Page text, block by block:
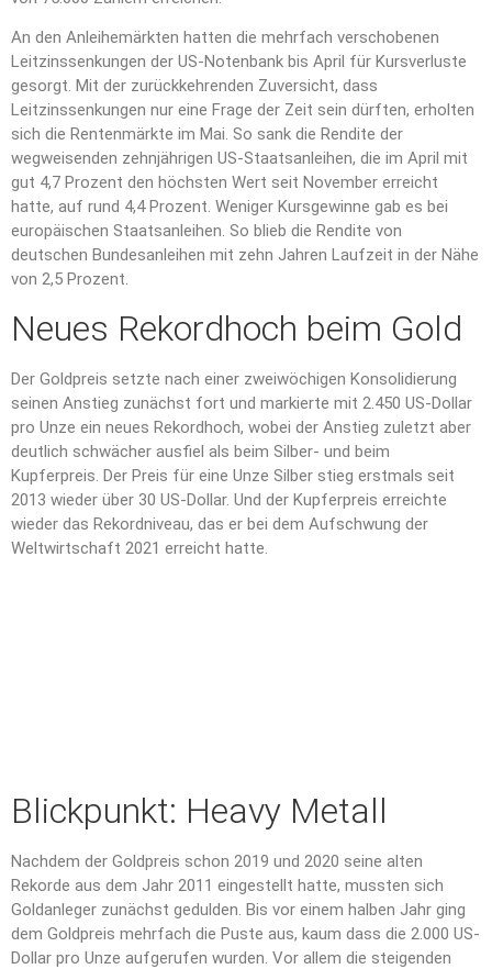
An den Anleihemärkten hatten die mehrfach verschobenen
Leitzinssenkungen der US-Notenbank bis April für Kursverluste
gesorgt. Mit der zurückkehrenden Zuversicht, dass
Leitzinssenkungen nur eine Frage der Zeit sein dürften, erholten
sich die Rentenmärkte im Mai. So sank die Rendite der
wegweisenden zehnjährigen US-Staatsanleihen, die im April mit
gut 4,7 Prozent den höchsten Wert seit November erreicht
hatte, auf rund 4,4 Prozent. Weniger Kursgewinne gab es bei
europäischen Staatsanleihen. So blieb die Rendite von
deutschen Bundesanleihen mit zehn Jahren Laufzeit in der Nähe
von 2,5 Prozent.
Neues Rekordhoch beim Gold
Der Goldpreis setzte nach einer zweiwöchigen Konsolidierung
seinen Anstieg zunächst fort und markierte mit 2.450 US-Dollar
pro Unze ein neues Rekordhoch, wobei der Anstieg zuletzt aber
deutlich schwächer ausfiel als beim Silber- und beim
Kupferpreis. Der Preis für eine Unze Silber stieg erstmals seit
2013 wieder über 30 US-Dollar. Und der Kupferpreis erreichte
wieder das Rekordniveau, das er bei dem Aufschwung der
Weltwirtschaft 2021 erreicht hatte.
Blickpunkt: Heavy Metall
Nachdem der Goldpreis schon 2019 und 2020 seine alten
Rekorde aus dem Jahr 2011 eingestellt hatte, mussten sich
Goldanleger zunächst gedulden. Bis vor einem halben Jahr ging
dem Goldpreis mehrfach die Puste aus, kaum dass die 2.000 US-
Dollar pro Unze aufgerufen wurden. Vor allem die steigenden